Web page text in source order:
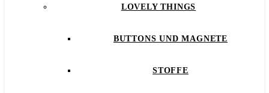
LOVELY THINGS
BUTTONS UND MAGNETE
STOFFE